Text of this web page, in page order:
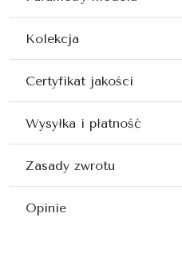
Kolekcja
Certyfikat jakości
Wysyłka i płatność
Zasady zwrotu
Opinie